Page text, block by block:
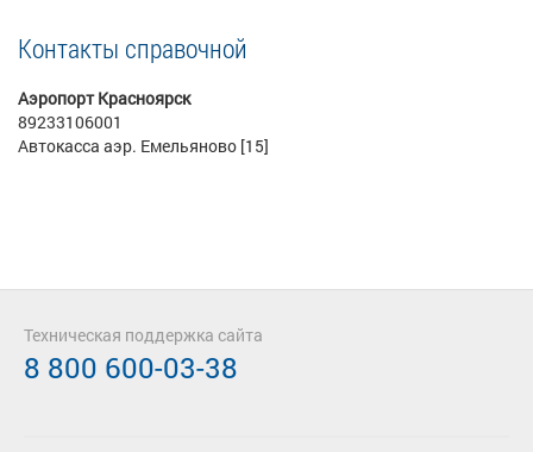
Контакты справочной
Аэропорт Красноярск
89233106001
Автокасса аэр. Емельяново [15]
Техническая поддержка сайта
8 800 600-03-38